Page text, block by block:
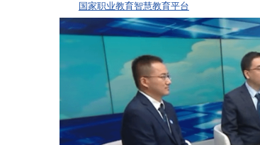
国家职业教育智慧教育平台